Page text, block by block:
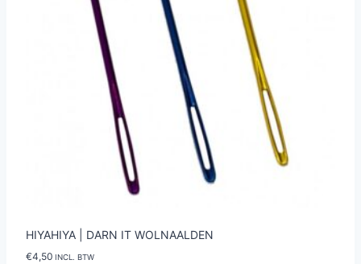
HIYAHIYA | DARN IT WOLNAALDEN
€4,50 INCL. BTW